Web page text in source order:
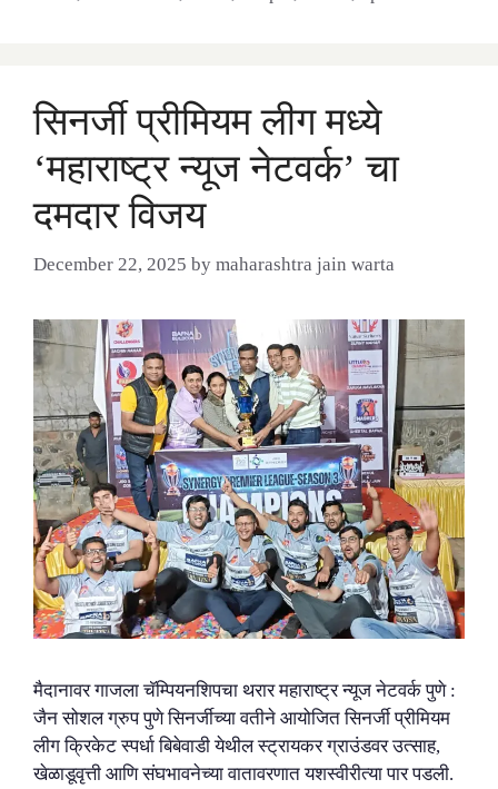
सिनर्जी प्रीमियम लीग मध्ये
‘महाराष्ट्र न्यूज नेटवर्क’ चा
दमदार विजय
December 22, 2025 by maharashtra jain warta
मैदानावर गाजला चॅम्पियनशिपचा थरार महाराष्ट्र न्यूज नेटवर्क पुणे :
जैन सोशल ग्रुप पुणे सिनर्जीच्या वतीने आयोजित सिनर्जी प्रीमियम
लीग क्रिकेट स्पर्धा बिबेवाडी येथील स्ट्रायकर ग्राउंडवर उत्साह,
खेळाडूवृत्ती आणि संघभावनेच्या वातावरणात यशस्वीरीत्या पार पडली.